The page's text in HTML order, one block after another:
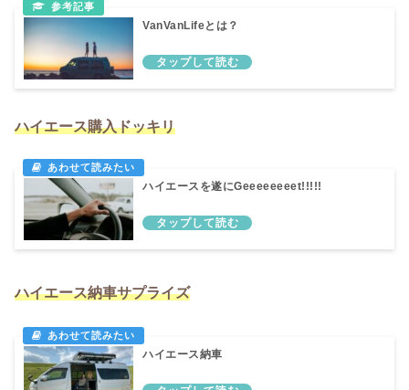
VanVanLifeとは？
ハイエース購入ドッキリ
ハイエースを遂にGeeeeeeeet!!!!!
ハイエース納車サプライズ
ハイエース納車